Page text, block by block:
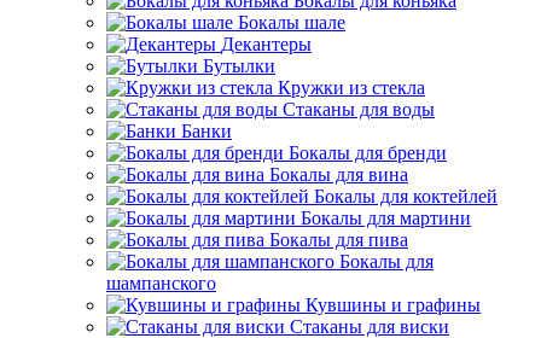
Бокалы шале
Декантеры
Бутылки
Кружки из стекла
Стаканы для воды
Банки
Бокалы для бренди
Бокалы для вина
Бокалы для коктейлей
Бокалы для мартини
Бокалы для пива
Бокалы для
шампанского
Кувшины и графины
Стаканы для виски